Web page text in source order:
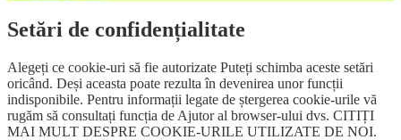
Setări de confidențialitate
Alegeți ce cookie-uri să fie autorizate Puteți schimba aceste setări
oricând. Deși aceasta poate rezulta în devenirea unor funcții
indisponibile. Pentru informații legate de ștergerea cookie-urile vă
rugăm să consultați funcția de Ajutor al browser-ului dvs. CITIȚI
MAI MULT DESPRE COOKIE-URILE UTILIZATE DE NOI.